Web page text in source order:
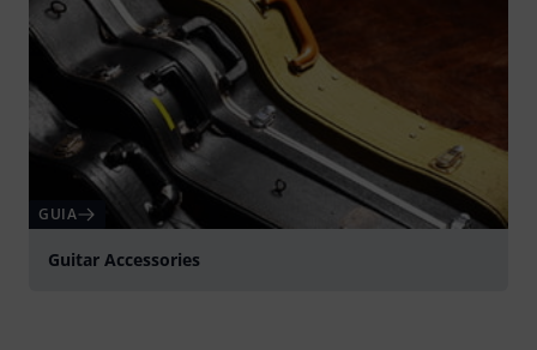
GUIA
Guitar Accessories